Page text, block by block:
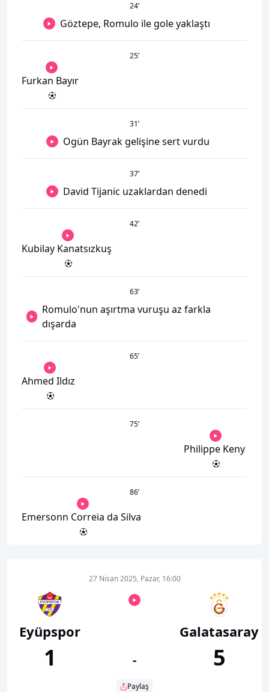
24’
Göztepe, Romulo ile gole yaklaştı
25’
Furkan Bayır
31’
Ogün Bayrak gelişine sert vurdu
37’
David Tijanic uzaklardan denedi
42’
Kubilay Kanatsızkuş
63’
Romulo'nun aşırtma vuruşu az farkla
dışarda
65’
Ahmed Ildız
75’
Philippe Keny
86’
Emersonn Correia da Silva
Eyüpspor
1
27 Nisan 2025, Pazar, 16:00
-
Paylaş
Galatasaray
5